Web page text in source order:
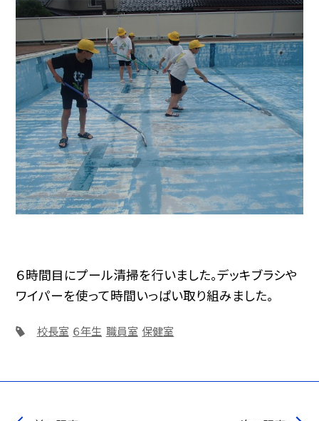
６時間目にプール清掃を行いました。デッキブラシや
ワイパーを使って時間いっぱい取り組みました。
校長室 ６年生 職員室 保健室